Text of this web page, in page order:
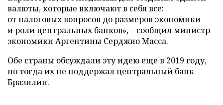
валюты, которые включают в себя все:
от налоговых вопросов до размеров экономики
и роли центральных банков», – сообщил министр
экономики Аргентины Серджио Масса.
Обе страны обсуждали эту идею еще в 2019 году,
но тогда их не поддержал центральный банк
Бразилии.